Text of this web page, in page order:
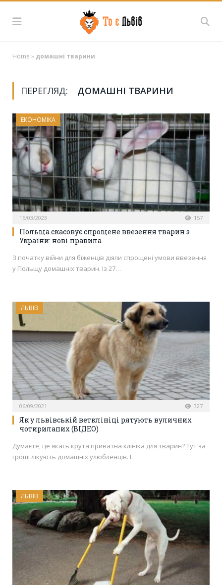
Home » домашні тварини
ПЕРЕГЛЯД: ДОМАШНІ ТВАРИНИ
ЕКОНОМІКА
15/03/2023 157
Польща скасовує спрощене ввезення тварин з
України: нові правила
З початку війни для біженців діяли спрощені умови ввезення
у Польщу домашніх тварин. Із 27…
ЛЬВІВ
06/09/2021 327
Як у львівській ветклініці рятують вуличних
чотирилапих (ВІДЕО)
Думаєте, це якась крута приватна клініка для тварин? Тут за
гроші лікують домашніх улюбленців. І…
ЛЬВІВ